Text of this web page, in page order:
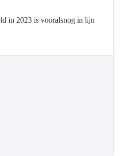
in 2023 is vooralsnog in lijn